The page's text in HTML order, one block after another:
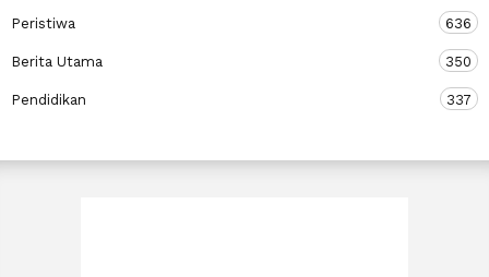
Peristiwa 636
Berita Utama 350
Pendidikan 337